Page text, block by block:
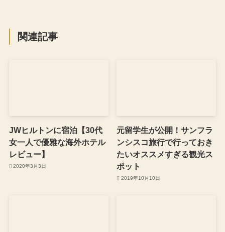
関連記事
JWヒルトンに宿泊【30代
女一人で優雅な海外ホテル
レビュー】
2020年3月3日
元留学生が公開！サンフラ
ンシスコ旅行で行っておき
たいオススメすぎる観光ス
ポット
2019年10月10日